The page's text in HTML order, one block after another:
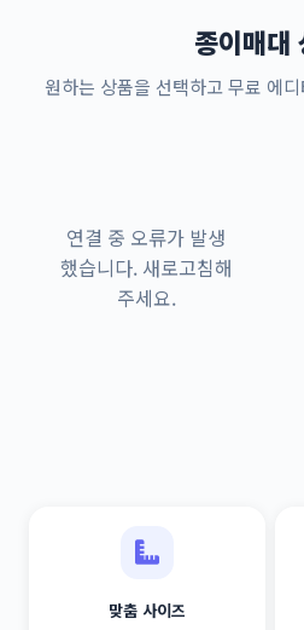
종이매대
원하는 상품을 선택하고 무료 에
연결 중 오류가 발생
했습니다. 새로고침해
주세요.
맞춤 사이즈